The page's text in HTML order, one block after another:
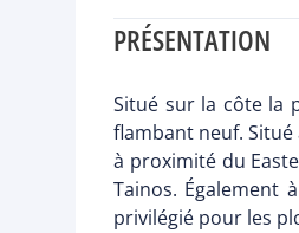
PRÉSENTATION
Situé sur la côte la
flambant neuf. Situé
à proximité du
Tainos. Également
privilégié pour les